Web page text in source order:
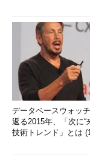
データベースウォッ
返る2015年、「次に“
技術トレンド」とは